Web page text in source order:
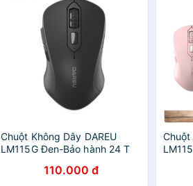
Chuột Không Dây DAREU
LM115G Đen-Bảo hành 24 T
110.000 đ